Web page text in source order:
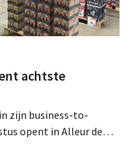
achtste
zijn business-to-
opent in Alleur de